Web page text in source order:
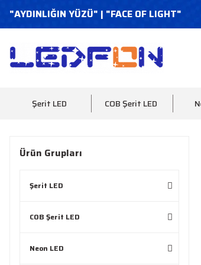
"AYDINLIĞIN YÜZÜ" | "FACE OF LIGHT"
Şerit LED COB Şerit LED
Ürün Grupları
Şerit LED
COB Şerit LED
Neon LED